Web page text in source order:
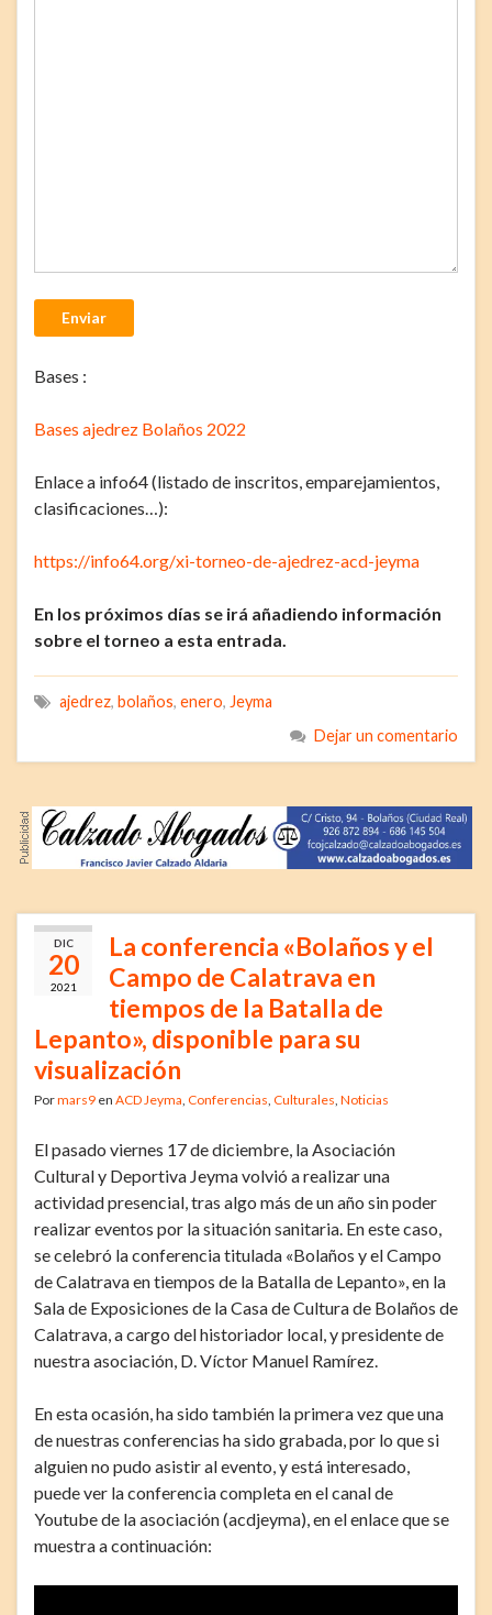
Enviar
Bases :
Bases ajedrez Bolaños 2022
Enlace a info64 (listado de inscritos, emparejamientos,
clasificaciones…):
https://info64.org/xi-torneo-de-ajedrez-acd-jeyma
En los próximos días se irá añadiendo información
sobre el torneo a esta entrada.
ajedrez, bolaños, enero, Jeyma
Dejar un comentario
DIC
20
2021
La conferencia «Bolaños y el
Campo de Calatrava en
tiempos de la Batalla de
Lepanto», disponible para su
visualización
Pormars9 en ACD Jeyma, Conferencias, Culturales, Noticias
El pasado viernes 17 de diciembre, la Asociación
Cultural y Deportiva Jeyma volvió a realizar una
actividad presencial, tras algo más de un año sin poder
realizar eventos por la situación sanitaria. En este caso,
se celebró la conferencia titulada «Bolaños y el Campo
de Calatrava en tiempos de la Batalla de Lepanto», en la
Sala de Exposiciones de la Casa de Cultura de Bolaños de
Calatrava, a cargo del historiador local, y presidente de
nuestra asociación, D. Víctor Manuel Ramírez.
En esta ocasión, ha sido también la primera vez que una
de nuestras conferencias ha sido grabada, por lo que si
alguien no pudo asistir al evento, y está interesado,
puede ver la conferencia completa en el canal de
Youtube de la asociación (acdjeyma), en el enlace que se
muestra a continuación: